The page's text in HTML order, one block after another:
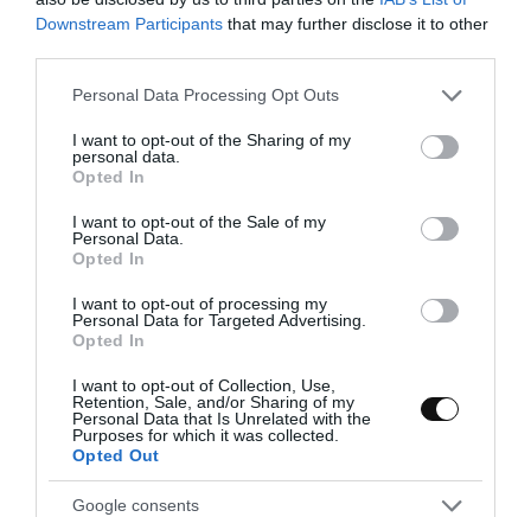
Downstream Participants that may further disclose it to other
Please note that this website/app uses one or more Google
not limited to your visit or usage behaviour. You may click to
grant or deny consent to Google and its third-party tags to
use your data for below specified purposes in below Google
consent section.
Personal Data Processing Opt Outs
I want to opt-out of the Sharing of my
personal data.
Opted In
I want to opt-out of the Sale of my
Personal Data.
Opted In
I want to opt-out of processing my
Personal Data for Targeted Advertising.
Opted In
I want to opt-out of Collection, Use,
Retention, Sale, and/or Sharing of my
Personal Data that Is Unrelated with the
Purposes for which it was collected.
Opted Out
Google consents
Eva 24 diciembre, 2013